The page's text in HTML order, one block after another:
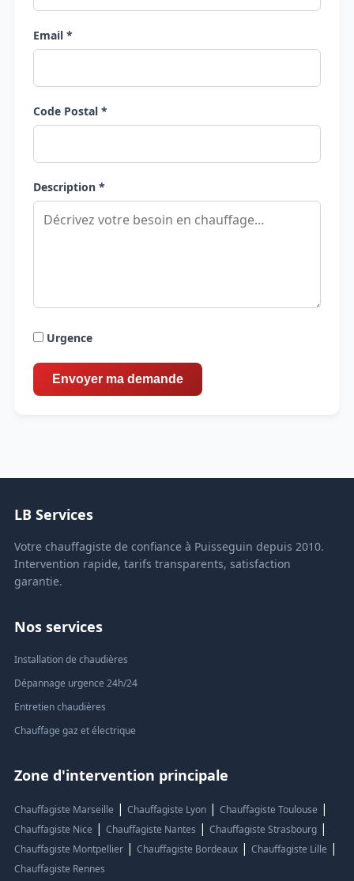
Email *
Code Postal *
Description *
Urgence
LB Services
Votre chauffagiste de confiance à Puisseguin depuis 2010.
Intervention rapide, tarifs transparents, satisfaction
garantie.
Nos services
Installation de chaudières
Dépannage urgence 24h/24
Entretien chaudières
Chauffage gaz et électrique
Zone d'intervention principale
Chauffagiste Marseille | Chauffagiste Lyon| Chauffagiste Toulouse |
Chauffagiste Nice | Chauffagiste Nantes | Chauffagiste Strasbourg|
Chauffagiste Montpellier| Chauffagiste Bordeaux| Chauffagiste Lille |
Chauffagiste Rennes